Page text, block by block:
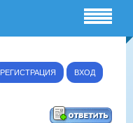
РЕГИСТРАЦИЯ ВХОД